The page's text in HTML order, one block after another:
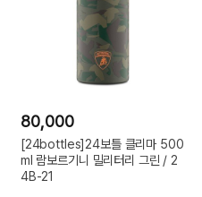
80,000
[24bottles]24보틀 클리마 500
ml 람보르기니 밀리터리 그린 / 2
4B-21